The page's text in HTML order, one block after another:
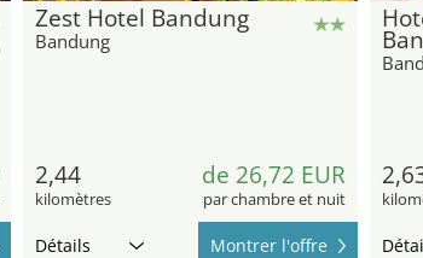
Zest Hotel Bandung
Bandung
2,44
kilomètres
de 26,72 EUR
par chambre et nuit
Détails Montrer l'offre